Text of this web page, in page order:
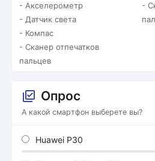
- Акселерометр
- Датчик света
- Компас
- Сканер отпечатков
пальцев
-
Опрос
А какой смартфон выберете вы?
Huawei P30